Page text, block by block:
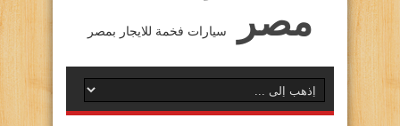
مصر
سيارات فخمة للايجار بمصر